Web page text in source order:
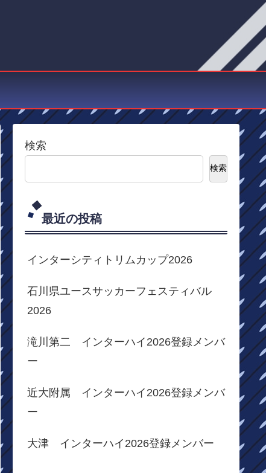
検索
検索
最近の投稿
インターシティトリムカップ2026
石川県ユースサッカーフェスティバル
2026
滝川第二 インターハイ2026登録メンバ
ー
近大附属 インターハイ2026登録メンバ
ー
大津 インターハイ2026登録メンバー